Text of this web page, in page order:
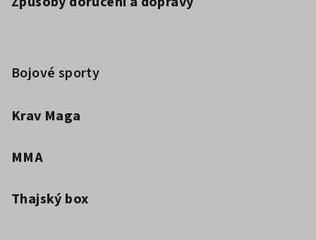
Bojové sporty
Krav Maga
MMA
Thajský box